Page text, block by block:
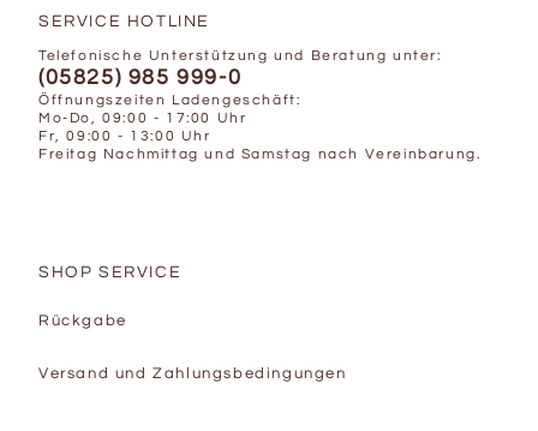
SERVICE HOTLINE
Telefonische Unterstützung und Beratung unter:
(05825) 985 999-0
Öffnungszeiten Ladengeschäft:
Mo-Do, 09:00 - 17:00 Uhr
Fr, 09:00 - 13:00 Uhr
Freitag Nachmittag und Samstag nach Vereinbarung.
SHOP SERVICE
Rückgabe
Versand und Zahlungsbedingungen